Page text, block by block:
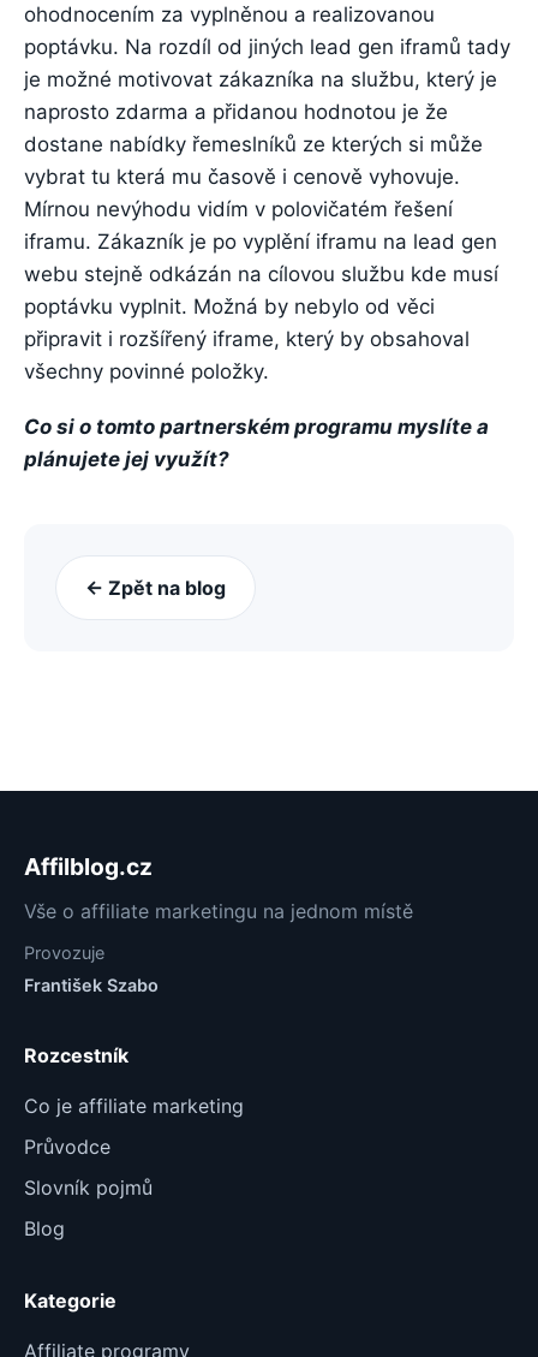
ohodnocením za vyplněnou a realizovanou
poptávku. Na rozdíl od jiných lead gen iframů tady
je možné motivovat zákazníka na službu, který je
naprosto zdarma a přidanou hodnotou je že
dostane nabídky řemeslníků ze kterých si může
vybrat tu která mu časově i cenově vyhovuje.
Mírnou nevýhodu vidím v polovičatém řešení
iframu. Zákazník je po vyplění iframu na lead gen
webu stejně odkázán na cílovou službu kde musí
poptávku vyplnit. Možná by nebylo od věci
připravit i rozšířený iframe, který by obsahoval
všechny povinné položky.
Co si o tomto partnerském programu myslíte a
plánujete jej využít?
← Zpět na blog
Affilblog.cz
Vše o affiliate marketingu na jednom místě
Provozuje
František Szabo
Rozcestník
Co je affiliate marketing
Průvodce
Slovník pojmů
Blog
Kategorie
Affiliate programy